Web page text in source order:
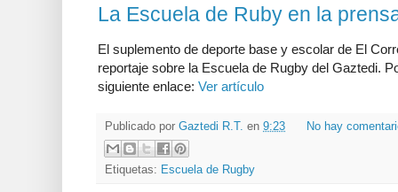
La Escuela de Ruby en la
El suplemento de deporte base y escolar de El
reportaje sobre la Escuela de Rugby del Gaztedi.
siguiente enlace: Ver artículo
Publicado por Gaztedi R.T. en 9:23 No hay
Etiquetas: Escuela de Rugby